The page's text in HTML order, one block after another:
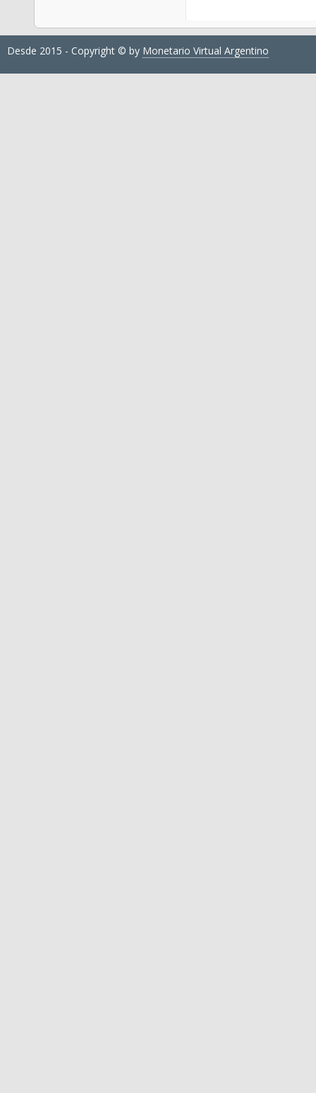
Desde 2015 - Copyright © by Monetario Virtual Argentino